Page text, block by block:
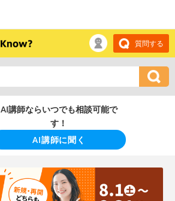
質問する
AI講師ならいつでも相談可能で
す！
AI講師に聞く